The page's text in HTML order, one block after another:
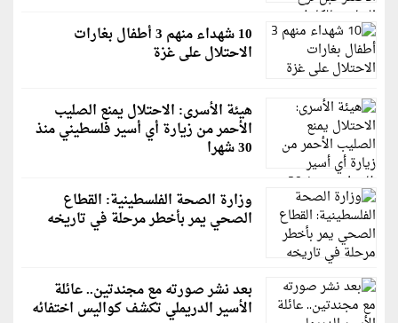
10 شهداء منهم 3 أطفال بغارات
الاحتلال على غزة
هيئة الأسرى: الاحتلال يمنع الصليب
الأحمر من زيارة أي أسير فلسطيني منذ
30 شهرا
وزارة الصحة الفلسطينية: القطاع
الصحي يمر بأخطر مرحلة في تاريخه
بعد نشر صورته مع مجندتين.. عائلة
الأسير الدريملي تكشف كواليس اختفائه